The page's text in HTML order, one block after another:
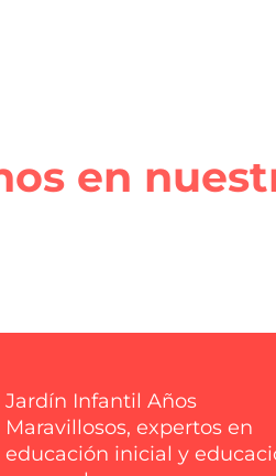
en
Jardín Infantil Años
Maravillosos, expertos en
educación inicial y